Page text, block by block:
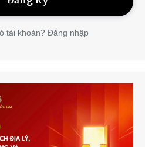
tài khoản? Đăng nhập